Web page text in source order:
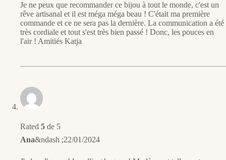
Je ne peux que recommander ce bijou à tout le monde, c'est un
rêve artisanal et il est méga méga beau ! C'était ma première
commande et ce ne sera pas la dernière. La communication a été
très cordiale et tout s'est très bien passé ! Donc, les pouces en
l'air ! Amitiés Katja
Rated 5 de 5
Ana&ndash ;22/01/2024